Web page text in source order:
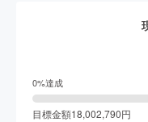
0%達成
目標金額18,002,790円